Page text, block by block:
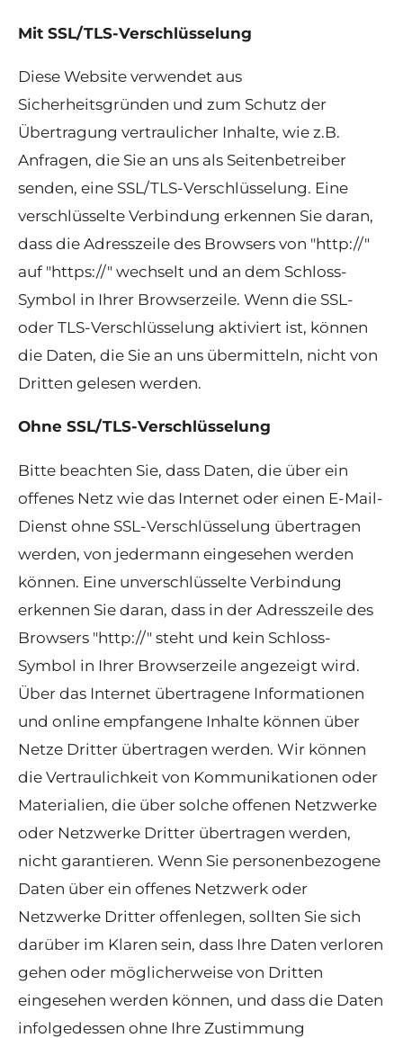
Mit SSL/TLS-Verschlüsselung
Diese Website verwendet aus
Sicherheitsgründen und zum Schutz der
Übertragung vertraulicher Inhalte, wie z.B.
Anfragen, die Sie an uns als Seitenbetreiber
senden, eine SSL/TLS-Verschlüsselung. Eine
verschlüsselte Verbindung erkennen Sie daran,
dass die Adresszeile des Browsers von "http://"
auf "https://" wechselt und an dem Schloss-
Symbol in Ihrer Browserzeile. Wenn die SSL-
oder TLS-Verschlüsselung aktiviert ist, können
die Daten, die Sie an uns übermitteln, nicht von
Dritten gelesen werden.
Ohne SSL/TLS-Verschlüsselung
Bitte beachten Sie, dass Daten, die über ein
offenes Netz wie das Internet oder einen E-Mail-
Dienst ohne SSL-Verschlüsselung übertragen
werden, von jedermann eingesehen werden
können. Eine unverschlüsselte Verbindung
erkennen Sie daran, dass in der Adresszeile des
Browsers "http://" steht und kein Schloss-
Symbol in Ihrer Browserzeile angezeigt wird.
Über das Internet übertragene Informationen
und online empfangene Inhalte können über
Netze Dritter übertragen werden. Wir können
die Vertraulichkeit von Kommunikationen oder
Materialien, die über solche offenen Netzwerke
oder Netzwerke Dritter übertragen werden,
nicht garantieren. Wenn Sie personenbezogene
Daten über ein offenes Netzwerk oder
Netzwerke Dritter offenlegen, sollten Sie sich
darüber im Klaren sein, dass Ihre Daten verloren
gehen oder möglicherweise von Dritten
eingesehen werden können, und dass die Daten
infolgedessen ohne Ihre Zustimmung